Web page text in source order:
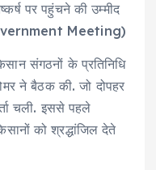
पर पहुंचने की उम्मीद
Meeting)
संगठनों के प्रतिनिधि
ने बैठक की. जो दोपहर
चली. इससे पहले
को श्रद्धांजिल देते